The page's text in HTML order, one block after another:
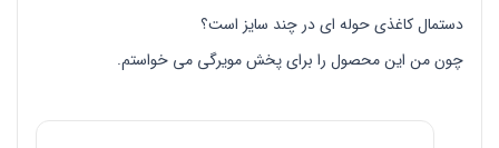
دستمال کاغذی حوله ای در چند سایز است؟
چون من این محصول را برای پخش مویرگی می خواستم.